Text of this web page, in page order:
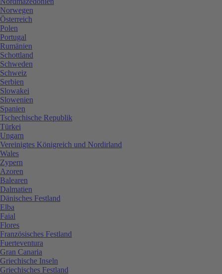
Norwegen
Österreich
Polen
Portugal
Rumänien
Schottland
Schweden
Schweiz
Serbien
Slowakei
Slowenien
Spanien
Tschechische Republik
Türkei
Ungarn
Vereinigtes Königreich und Nordirland
Wales
Zypern
Azoren
Balearen
Dalmatien
Dänisches Festland
Elba
Faial
Flores
Französisches Festland
Fuerteventura
Gran Canaria
Griechische Inseln
Griechisches Festland